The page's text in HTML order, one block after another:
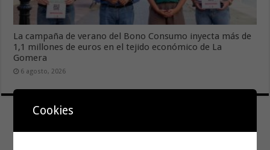
La campaña de verano del Bono Consumo inyecta más de
1,1 millones de euros en el tejido económico de La
Gomera
6 agosto, 2026
Cookies